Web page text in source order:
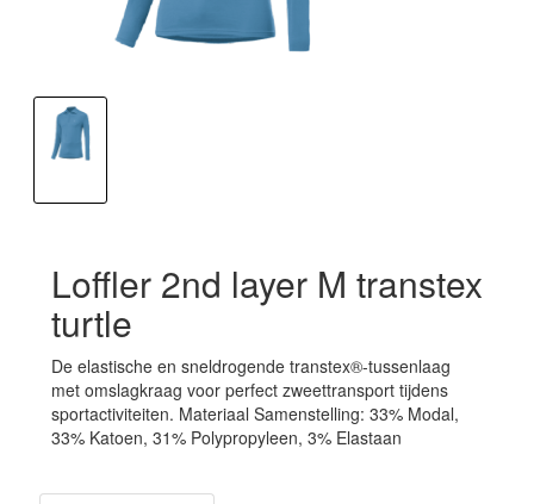
Loffler 2nd layer M transtex
turtle
De elastische en sneldrogende transtex®-tussenlaag
met omslagkraag voor perfect zweettransport tijdens
sportactiviteiten. Materiaal Samenstelling: 33% Modal,
33% Katoen, 31% Polypropyleen, 3% Elastaan